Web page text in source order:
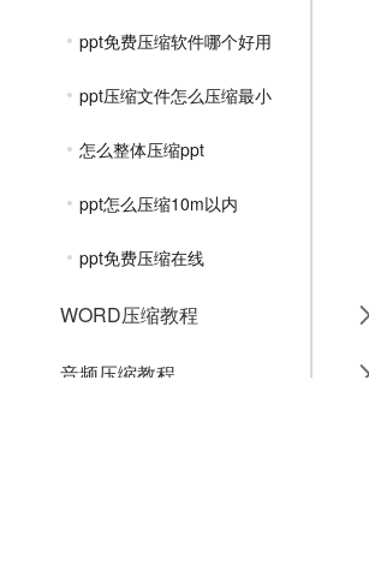
ppt免费压缩软件哪个好用
ppt压缩文件怎么压缩最小
怎么整体压缩ppt
ppt怎么压缩10m以内
ppt免费压缩在线
WORD压缩教程
音频压缩教程